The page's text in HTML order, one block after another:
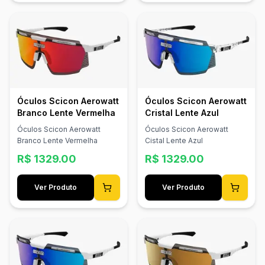
componentes. Assim, você
terá um desempenho
consistente e confiável, sem
se preocupar com
interferências causadas por
Óculos Scicon Aerowatt
Branco Lente Vermelha
Óculos Scicon Aerowatt
Branco Lente Vermelha
R$ 1329.00
Ver Produto
Óculos Scicon Aerowatt
Cristal Lente Azul
Óculos Scicon Aerowatt
Cistal Lente Azul
R$ 1329.00
Ver Produto